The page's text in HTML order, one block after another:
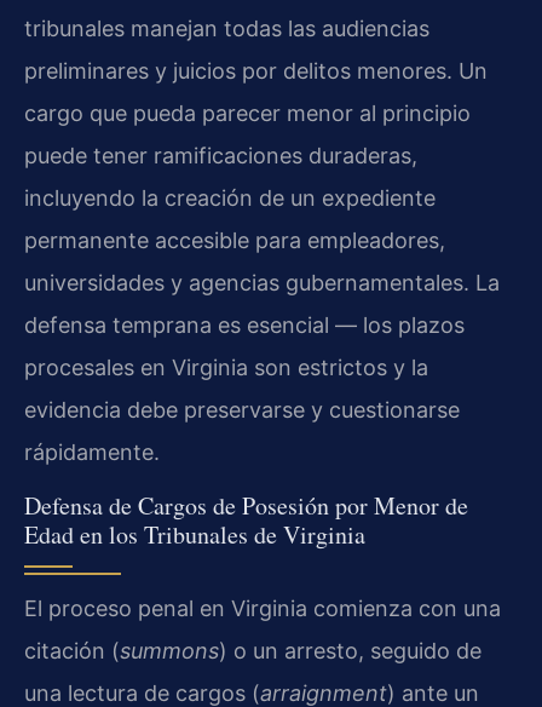
tribunales manejan todas las audiencias
preliminares y juicios por delitos menores. Un
cargo que pueda parecer menor al principio
puede tener ramificaciones duraderas,
incluyendo la creación de un expediente
permanente accesible para empleadores,
universidades y agencias gubernamentales. La
defensa temprana es esencial — los plazos
procesales en Virginia son estrictos y la
evidencia debe preservarse y cuestionarse
rápidamente.
Defensa de Cargos de Posesión por Menor de
Edad en los Tribunales de Virginia
El proceso penal en Virginia comienza con una
citación (summons) o un arresto, seguido de
una lectura de cargos (arraignment) ante un